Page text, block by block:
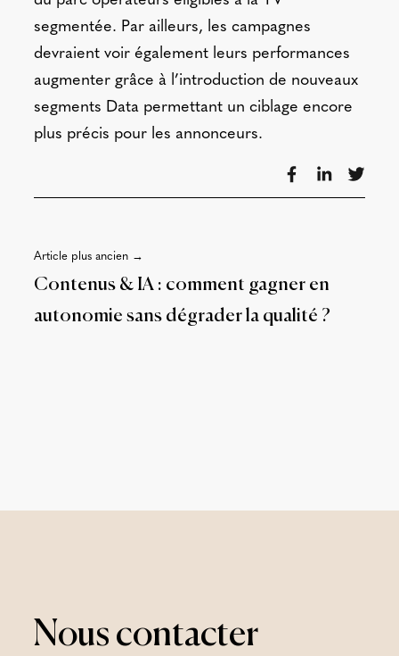
segmentée. Par ailleurs, les campagnes
devraient voir également leurs performances
augmenter grâce à l’introduction de nouveaux
segments Data permettant un ciblage encore
plus précis pour les annonceurs.
Article plus ancien →
Contenus & IA : comment gagner en
autonomie sans dégrader la qualité ?
Nous contacter